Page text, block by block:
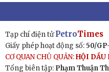
Tạp chí điện tửPetroTimes
Giấy phép hoạt động số: 50/
CƠ QUAN CHỦ QUẢN:HỘI DẦU
Tổng biên tập: Phạm Thuận